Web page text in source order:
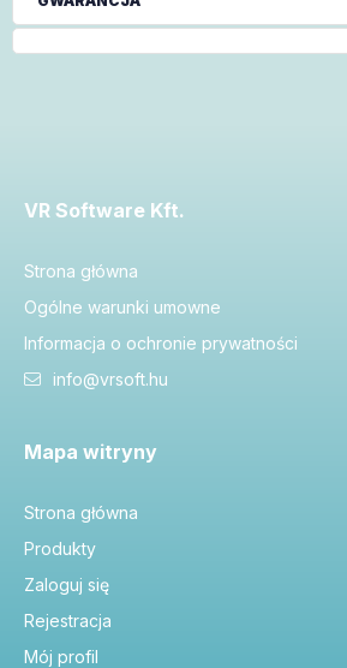
VR Software Kft.
Strona główna
Ogólne warunki umowne
Informacja o ochronie prywatności
info@vrsoft.hu
Mapa witryny
Strona główna
Produkty
Zaloguj się
Rejestracja
Mój profil